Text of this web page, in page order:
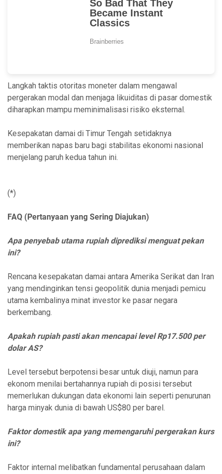
Langkah taktis otoritas moneter dalam mengawal
pergerakan modal dan menjaga likuiditas di pasar domestik
diharapkan mampu meminimalisasi risiko eksternal.
Kesepakatan damai di Timur Tengah setidaknya
memberikan napas baru bagi stabilitas ekonomi nasional
menjelang paruh kedua tahun ini.
(*)
FAQ (Pertanyaan yang Sering Diajukan)
Apa penyebab utama rupiah diprediksi menguat pekan
ini?
Rencana kesepakatan damai antara Amerika Serikat dan Iran
yang mendinginkan tensi geopolitik dunia menjadi pemicu
utama kembalinya minat investor ke pasar negara
berkembang.
Apakah rupiah pasti akan mencapai level Rp17.500 per
dolar AS?
Level tersebut berpotensi besar untuk diuji, namun para
ekonom menilai bertahannya rupiah di posisi tersebut
memerlukan dukungan data ekonomi lain seperti penurunan
harga minyak dunia di bawah US$80 per barel.
Faktor domestik apa yang memengaruhi pergerakan kurs
ini?
Faktor internal melibatkan fundamental perusahaan dalam